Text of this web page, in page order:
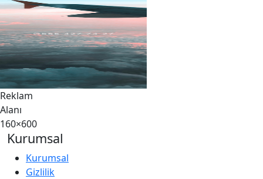
Reklam
Alanı
160×600
Kurumsal
Kurumsal
Gizlilik